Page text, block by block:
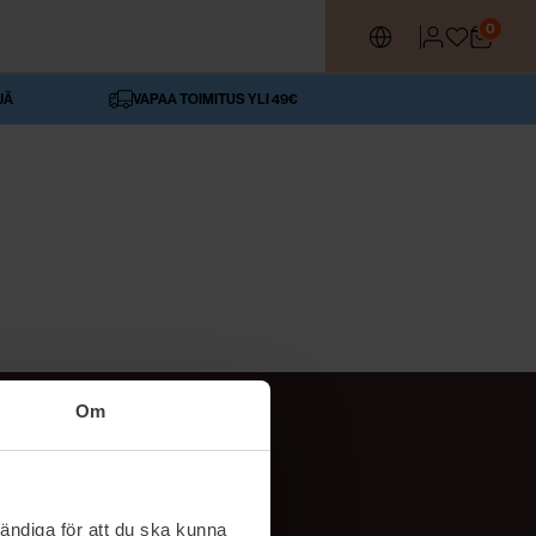
Om
för att du ska kunna
0
VAPAA TOIMITUS YLI 49€
SEURAA MEITÄ